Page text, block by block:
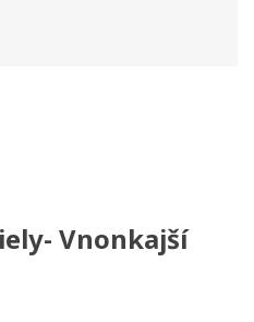
Vnonkajší